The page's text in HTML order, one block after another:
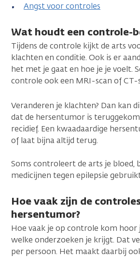
Angst voor controles
Wat houdt een controle-
Tijdens de controle kijkt de arts
klachten en conditie. Ook is er
het met je gaat en hoe je je voelt.
controle ook een MRI-scan of CT-
Veranderen je klachten? Dan kan
dat de hersentumor is
recidief. Een kwaadaardige
of laat bijna altijd terug.
Soms controleert de arts je bloed,
medicijnen tegen epilepsie
Hoe vaak zijn de
hersentumor?
Hoe vaak je op controle kom hoor
welke onderzoeken je krijgt. Dat
per persoon. Het maakt daarbij